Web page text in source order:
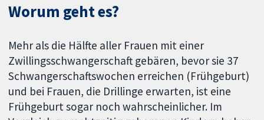
Worum geht es?
Mehr als die Hälfte aller Frauen mit einer
Zwillingsschwangerschaft gebären, bevor sie 37
Schwangerschaftswochen erreichen (Frühgeburt)
und bei Frauen, die Drillinge erwarten, ist eine
Frühgeburt sogar noch wahrscheinlicher. Im